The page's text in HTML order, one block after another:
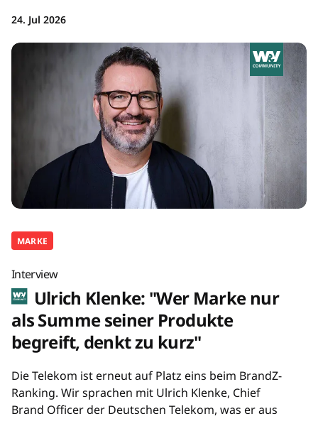
24. Jul 2026
MARKE
Interview
Ulrich Klenke: "Wer Marke nur
als Summe seiner Produkte
begreift, denkt zu kurz"
Die Telekom ist erneut auf Platz eins beim BrandZ-
Ranking. Wir sprachen mit Ulrich Klenke, Chief
Brand Officer der Deutschen Telekom, was er aus